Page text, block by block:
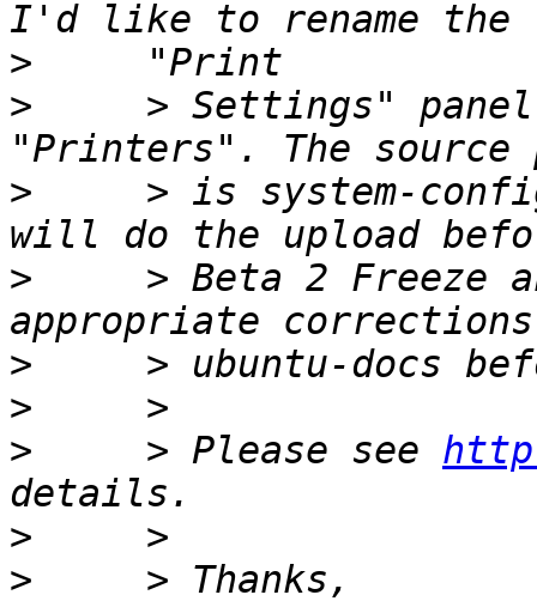
>
>
> Settings"
>
> is system-
>
> Beta 2 Freeze
>
>
>
     > Please see
>
>